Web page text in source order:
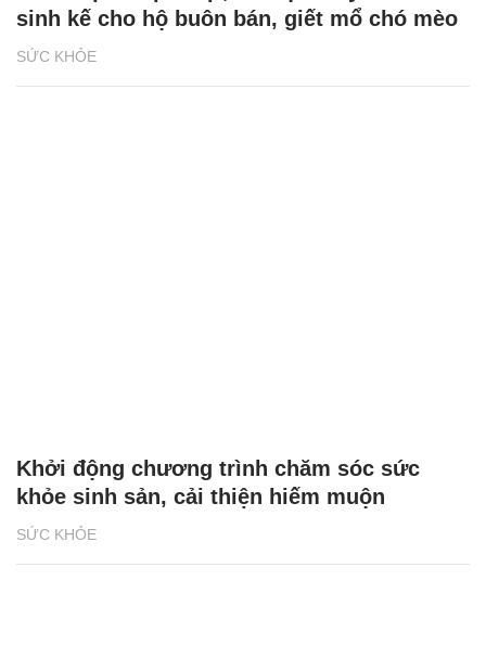
SỨC KHỎE
sinh kế cho hộ buôn bán, giết mổ chó mèo
SỨC KHỎE
Khởi động chương trình chăm sóc sức
khỏe sinh sản, cải thiện hiếm muộn